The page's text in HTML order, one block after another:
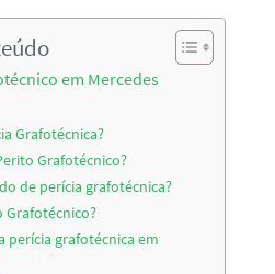
em Mercedes
Grafotécnica?
Grafotécnico?
de perícia grafotécnica?
Grafotécnico?
perícia grafotécnica em